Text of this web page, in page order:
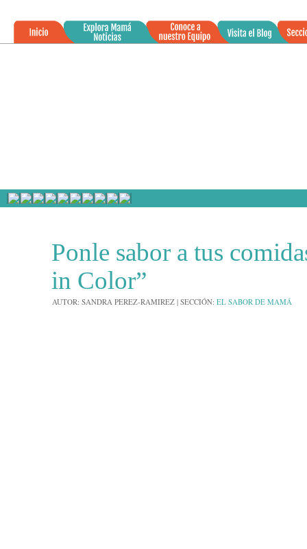
Ponle sabor a tus
in Color”
AUTOR: SANDRA PEREZ-RAMIREZ | SECCIÓN: EL SABOR DE MAMÁ